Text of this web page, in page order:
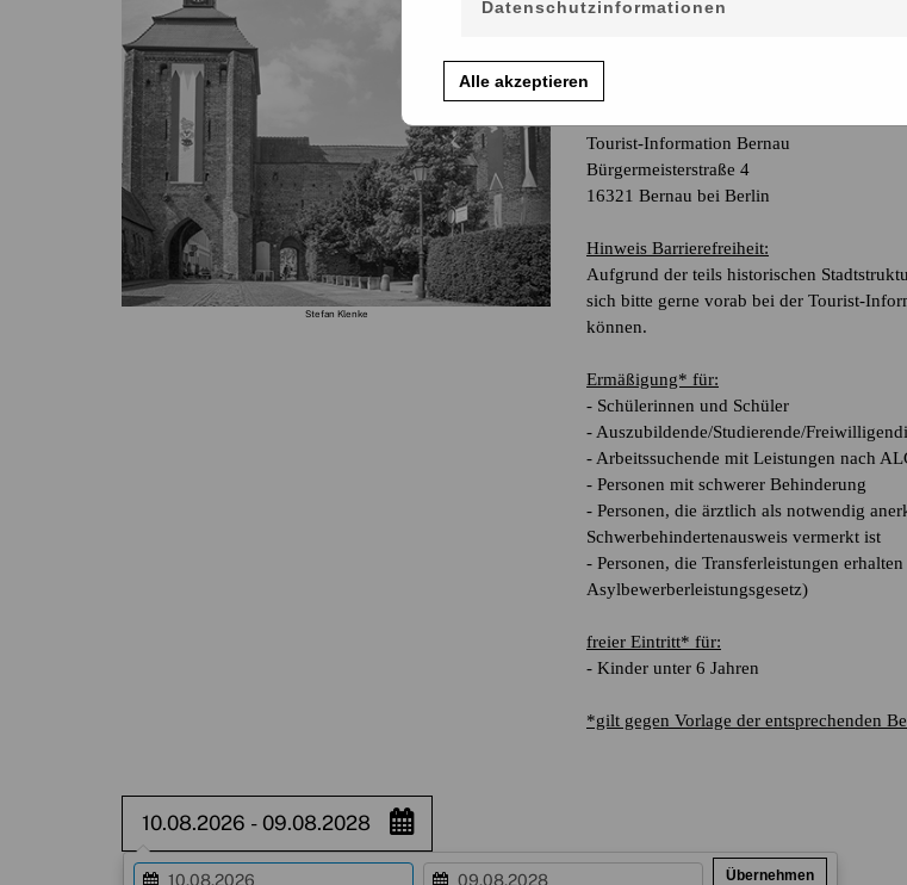
Datenschutzinformationen
Alle akzeptieren
Stefan Klenke
Rätselführung für Familien (60 Min.)
Rätselspaß am Steintorplatz: Erlebt, wie
Termine 2026: 4.7. /
Tourist-Information Bernau
Bürgermeisterstraße 4
16321 Bernau bei Berlin
Hinweis Barrierefreiheit:
Aufgrund der teils historischen
sich bitte gerne vorab bei der Tourist-
können.
Ermäßigung* für:
- Schülerinnen und Schüler
- Auszubildende/Studierende/
- Arbeitssuchende mit Leistungen nach
- Personen mit schwerer Behinderung
- Personen, die ärztlich als notwendig
Schwerbehindertenausweis vermerkt ist
- Personen, die Transferleistungen
Asylbewerberleistungsgesetz)
freier Eintritt* für:
- Kinder unter 6 Jahren
*gilt gegen Vorlage der entsprechenden
Übernehmen